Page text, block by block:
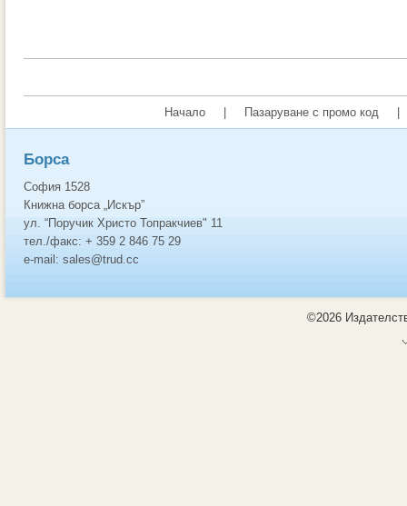
Начало Пазаруване с промо код
Борса
София 1528
Книжна борса „Искър”
ул. “Поручик Христо Топракчиев" 11
тел./факс: + 359 2 846 75 29
e-mail: sales@trud.cc
©2026